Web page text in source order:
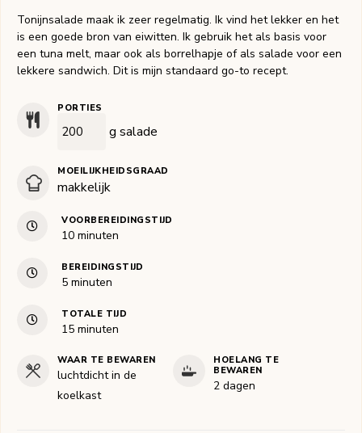
Tonijnsalade maak ik zeer regelmatig. Ik vind het lekker en het
is een goede bron van eiwitten. Ik gebruik het als basis voor
een tuna melt, maar ook als borrelhapje of als salade voor een
lekkere sandwich. Dit is mijn standaard go-to recept.
PORTIES
g salade
MOEILIJKHEIDSGRAAD
makkelijk
VOORBEREIDINGSTIJD
10minuten
minuten
BEREIDINGSTIJD
5minuten
minuten
TOTALE TIJD
15minuten
minuten
WAAR TE BEWAREN
luchtdicht in de
koelkast
HOELANG TE
BEWAREN
2 dagen